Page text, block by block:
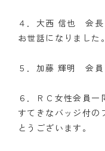
情報公開
入会のご案内
４．大西 信也 会長
お世話になりました。
５．加藤 輝明 会
６．ＲＣ女性会員
すてきなバッジ付の
とうございます。